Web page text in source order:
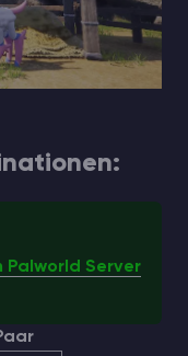
Palworld Server